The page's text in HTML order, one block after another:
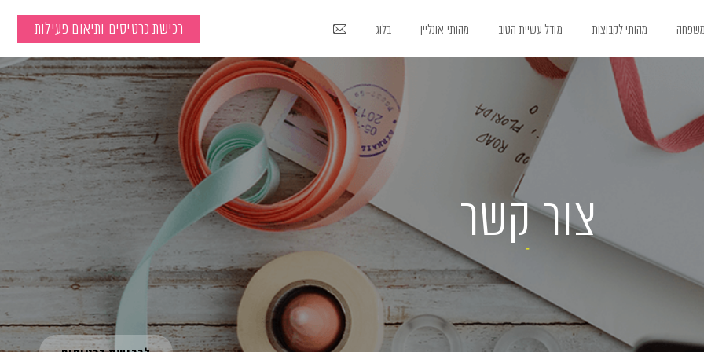
מהותי לקבוצות מודל עשיית הטוב מהותי אונליין בלוג רכישת כרטיסים ותיאום פעילות
צור קשר